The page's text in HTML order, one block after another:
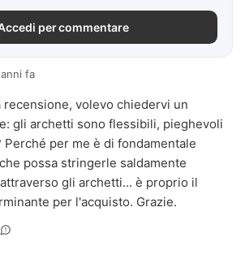
per commentare
fa
recensione, volevo chiedervi un
gli archetti sono flessibili, pieghevoli
Perché per me è di fondamentale
possa stringerle saldamente
gli archetti... è proprio il
per l'acquisto. Grazie.